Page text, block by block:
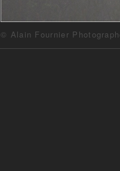
© Alain Fournier